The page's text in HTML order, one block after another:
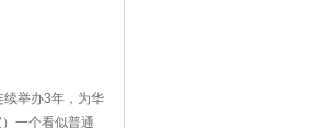
举办3年，为华
一个看似普通